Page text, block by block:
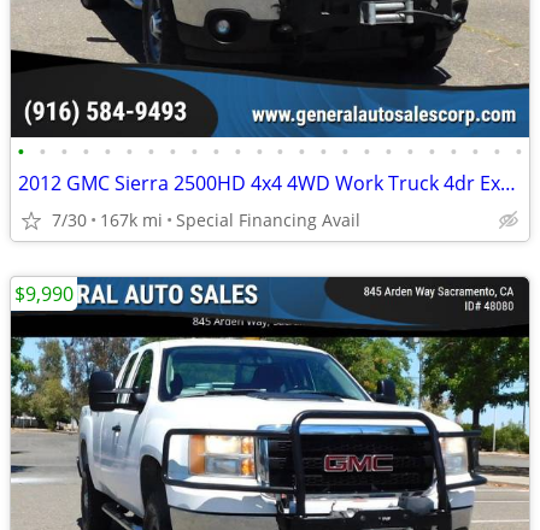
• • • • • • • • • • • • • • • • • • • • • • • •
2012 GMC Sierra 2500HD 4x4 4WD Work Truck 4dr Extended Cab SB
7/30 167k mi Special Financing Avail
$9,990